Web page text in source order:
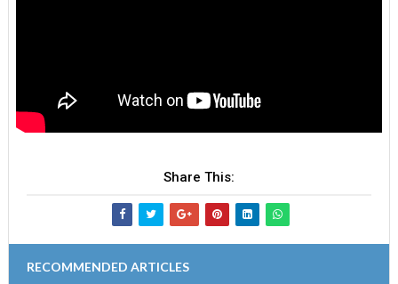
Share This:
RECOMMENDED ARTICLES